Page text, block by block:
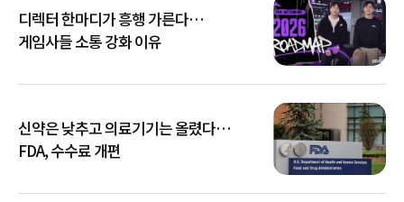
디렉터 한마디가 흥행 가른다…
게임사들 소통 강화 이유
신약은 낮추고 의료기기는 올렸다…
FDA, 수수료 개편